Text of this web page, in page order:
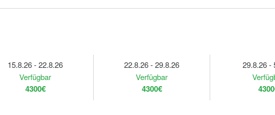
15.8.26 - 22.8.26
Verfügbar
4300€
22.8.26 - 29.8.26
Verfügbar
4300€
29.8.26 -